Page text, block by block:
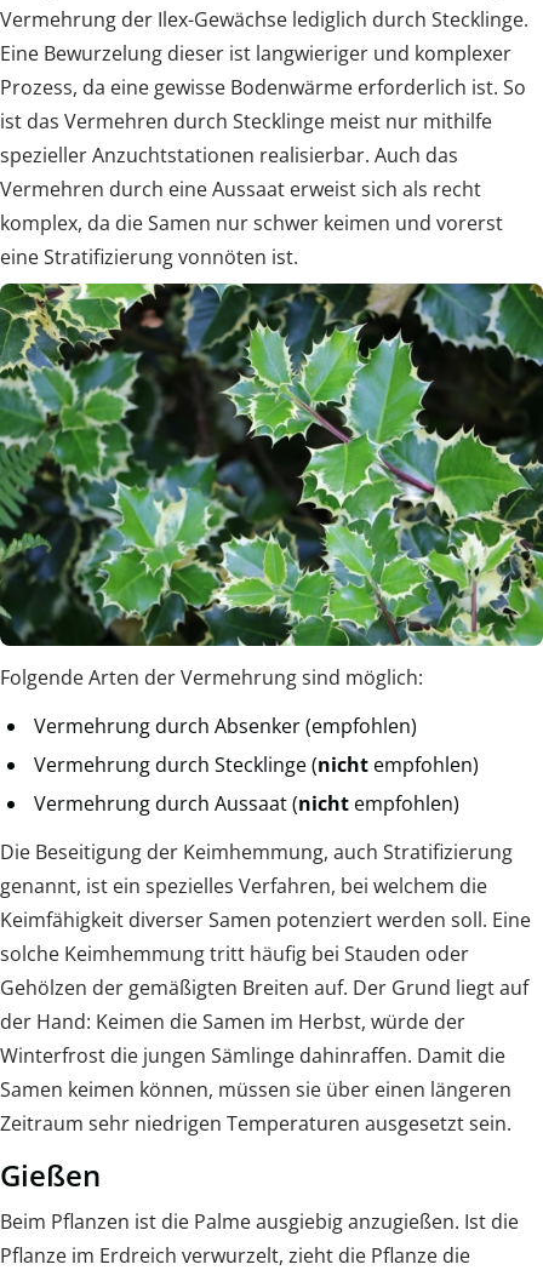
Vermehrung der Ilex-Gewächse lediglich durch Stecklinge.
Eine Bewurzelung dieser ist langwieriger und komplexer
Prozess, da eine gewisse Bodenwärme erforderlich ist. So
ist das Vermehren durch Stecklinge meist nur mithilfe
spezieller Anzuchtstationen realisierbar. Auch das
Vermehren durch eine Aussaat erweist sich als recht
komplex, da die Samen nur schwer keimen und vorerst
eine Stratifizierung vonnöten ist.
Folgende Arten der Vermehrung sind möglich:
Vermehrung durch Absenker (empfohlen)
Vermehrung durch Stecklinge (nicht empfohlen)
Vermehrung durch Aussaat (nicht empfohlen)
Die Beseitigung der Keimhemmung, auch Stratifizierung
genannt, ist ein spezielles Verfahren, bei welchem die
Keimfähigkeit diverser Samen potenziert werden soll. Eine
solche Keimhemmung tritt häufig bei Stauden oder
Gehölzen der gemäßigten Breiten auf. Der Grund liegt auf
der Hand: Keimen die Samen im Herbst, würde der
Winterfrost die jungen Sämlinge dahinraffen. Damit die
Samen keimen können, müssen sie über einen längeren
Zeitraum sehr niedrigen Temperaturen ausgesetzt sein.
Gießen
Beim Pflanzen ist die Palme ausgiebig anzugießen. Ist die
Pflanze im Erdreich verwurzelt, zieht die Pflanze die